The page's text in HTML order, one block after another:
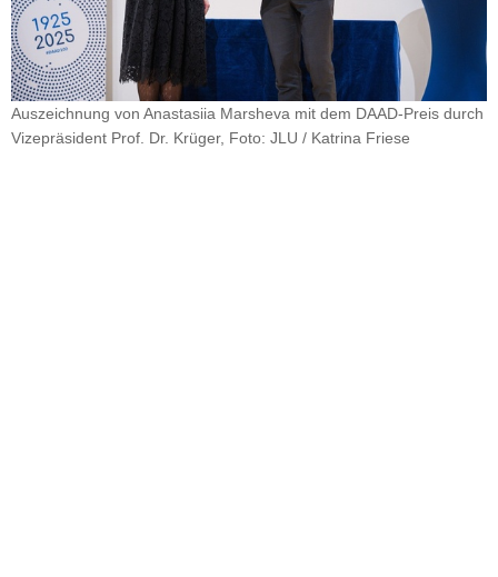
Auszeichnung von Anastasiia Marsheva mit dem DAAD-Preis durch
Vizepräsident Prof. Dr. Krüger, Foto: JLU / Katrina Friese